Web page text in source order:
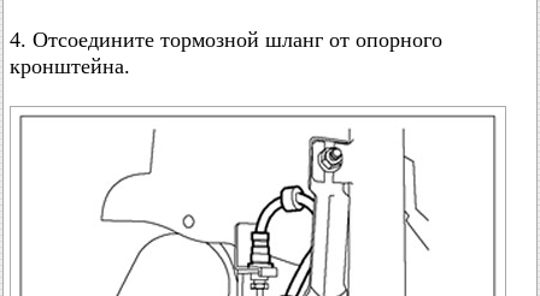
4. Отсоедините тормозной шланг от опорного
кронштейна.